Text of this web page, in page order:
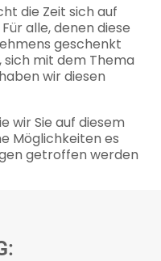
die Zeit sich auf
alle, denen diese
geschenkt
sich mit dem Thema
wir diesen
wir Sie auf diesem
Möglichkeiten es
getroffen werden